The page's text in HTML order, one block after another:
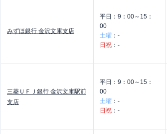
みずほ銀行 金沢文庫支店
平日： 9：00～15：
00
土曜 ： -
日祝 ： -
三菱ＵＦＪ銀行 金沢文庫駅前
支店
平日： 9：00～15：
00
土曜 ： -
日祝 ： -